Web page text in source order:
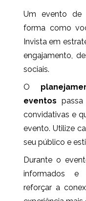
Um evento de
forma como
Invista em
engajamento,
sociais.
O
eventos
convidativas e
evento. Utilize
seu público e
Durante o
informados e
reforçar a